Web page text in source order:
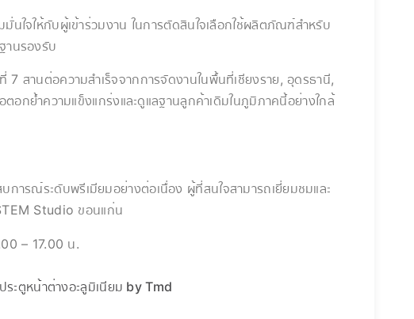
นใจให้กับผู้เข้าร่วมงาน ในการตัดสินใจเลือกใช้ผลิตภัณฑ์สำหรับ
านรองรับ
สานต่อความสำเร็จจากการจัดงานในพื้นที่เชียงราย, อุดรธานี,
อกย้ำความแข็งแกร่งและดูแลฐานลูกค้าเดิมในภูมิภาคนี้อย่างใกล้
ารณ์ระดับพรีเมียมอย่างต่อเนื่อง ผู้ที่สนใจสามารถเยี่ยมชมและ
Studio ขอนแก่น
– 17.00 น.
ะตูหน้าต่างอะลูมิเนียม by Tmd